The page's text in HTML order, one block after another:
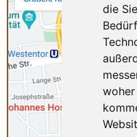
die
woher